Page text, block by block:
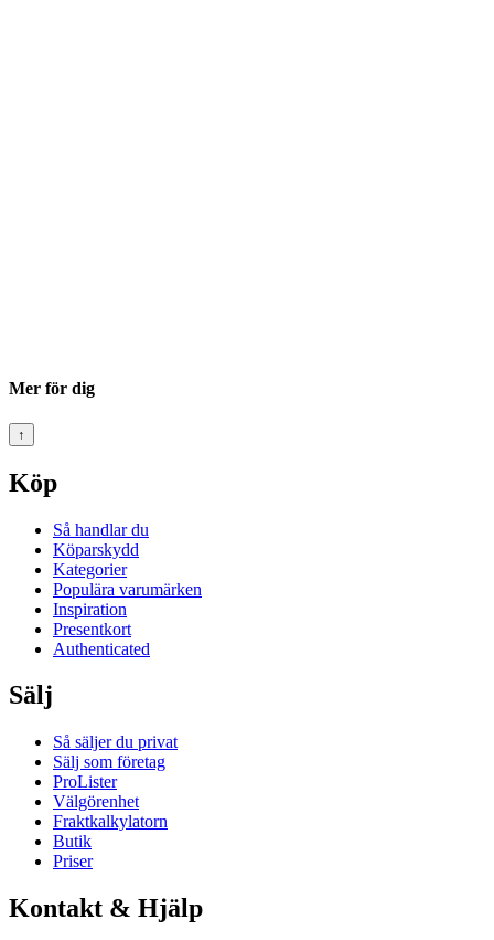
Mer för dig
↑
Köp
Så handlar du
Köparskydd
Kategorier
Populära varumärken
Inspiration
Presentkort
Authenticated
Sälj
Så säljer du privat
Sälj som företag
ProLister
Välgörenhet
Fraktkalkylatorn
Butik
Priser
Kontakt & Hjälp